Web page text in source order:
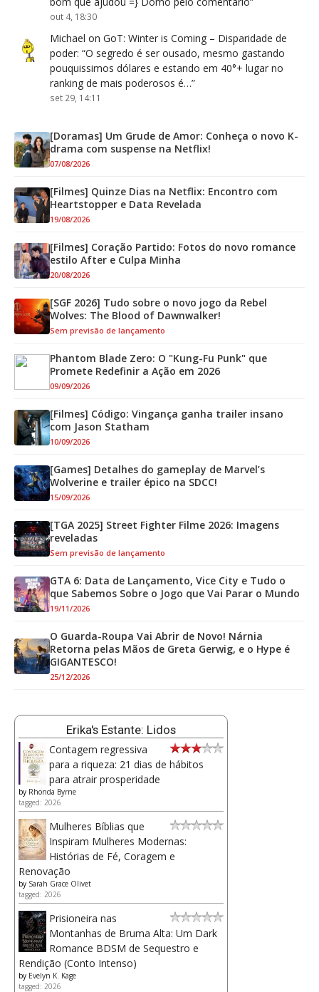
out 4, 18:30
Michael on GoT: Winter is Coming – Disparidade de
poder: “O segredo é ser ousado, mesmo gastando
pouquissimos dólares e estando em 40°+ lugar no
ranking de mais poderosos é…”
set 29, 14:11
[Doramas] Um Grude de Amor: Conheça o novo K-
drama com suspense na Netflix!
07/08/2026
[Filmes] Quinze Dias na Netflix: Encontro com
Heartstopper e Data Revelada
19/08/2026
[Filmes] Coração Partido: Fotos do novo romance
estilo After e Culpa Minha
20/08/2026
[SGF 2026] Tudo sobre o novo jogo da Rebel
Wolves: The Blood of Dawnwalker!
Sem previsão de lançamento
Phantom Blade Zero: O "Kung-Fu Punk" que
Promete Redefinir a Ação em 2026
09/09/2026
[Filmes] Código: Vingança ganha trailer insano
com Jason Statham
10/09/2026
[Games] Detalhes do gameplay de Marvel’s
Wolverine e trailer épico na SDCC!
15/09/2026
[TGA 2025] Street Fighter Filme 2026: Imagens
reveladas
Sem previsão de lançamento
GTA 6: Data de Lançamento, Vice City e Tudo o
que Sabemos Sobre o Jogo que Vai Parar o Mundo
19/11/2026
O Guarda-Roupa Vai Abrir de Novo! Nárnia
Retorna pelas Mãos de Greta Gerwig, e o Hype é
GIGANTESCO!
25/12/2026
Erika's Estante: Lidos
Contagem regressiva
para a riqueza: 21 dias de hábitos
para atrair prosperidade
by Rhonda Byrne
tagged: 2026
Mulheres Bíblias que
Inspiram Mulheres Modernas:
Histórias de Fé, Coragem e
Renovação
by Sarah Grace Olivet
tagged: 2026
Prisioneira nas
Montanhas de Bruma Alta: Um Dark
Romance BDSM de Sequestro e
Rendição (Conto Intenso)
by Evelyn K. Kage
tagged: 2026